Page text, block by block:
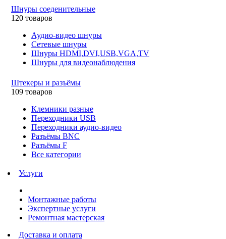
Шнуры соеденительные
120 товаров
Аудио-видео шнуры
Сетевые шнуры
Шнуры HDMI,DVI,USB,VGA,TV
Шнуры для видеонаблюдения
Штекеры и разъёмы
109 товаров
Клемники разные
Переходники USB
Переходники аудио-видео
Разъёмы BNC
Разъёмы F
Все категории
Услуги
Монтажные работы
Экспертные услуги
Ремонтная мастерская
Доставка и оплата